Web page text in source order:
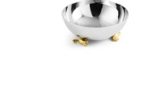
Черно